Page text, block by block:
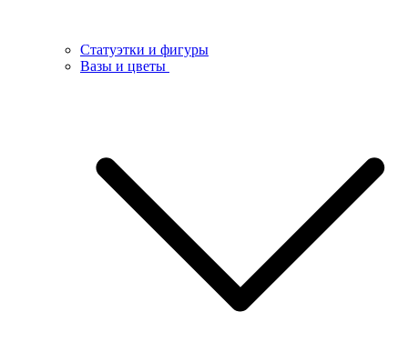
Статуэтки и фигуры
Вазы и цветы